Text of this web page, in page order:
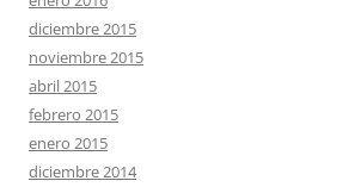
diciembre 2015
noviembre 2015
abril 2015
febrero 2015
enero 2015
diciembre 2014